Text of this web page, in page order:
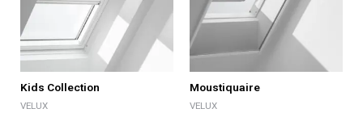
Kids Collection
VELUX
Moustiquaire
VELUX